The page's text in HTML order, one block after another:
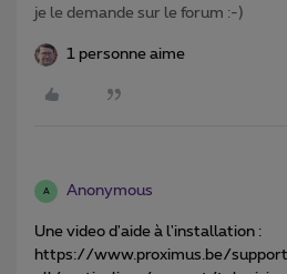
je le demande sur le forum :-)
1 personne aime
A Anonymous
Une video d'aide à l'installation :
https://www.proximus.be/